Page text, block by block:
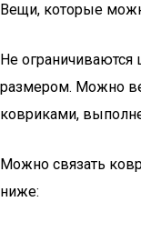
Вещи, которые
Не
размером. Можно
ковриками,
Можно связать
ниже: